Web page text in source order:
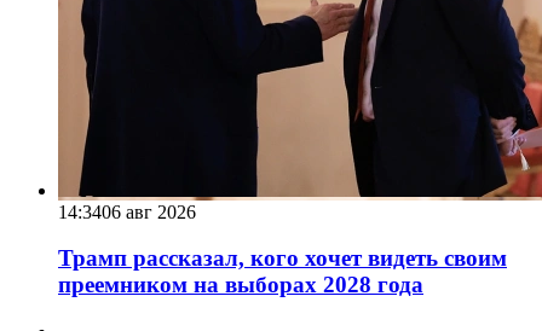
14:3406 авг 2026
Трамп рассказал, кого хочет видеть своим
преемником на выборах 2028 года